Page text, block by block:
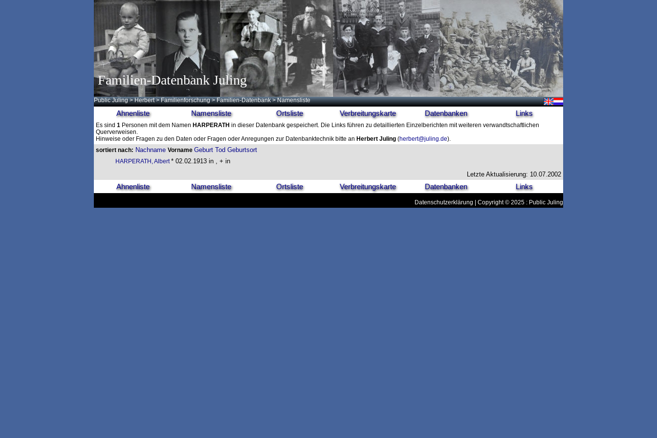
Familien-Datenbank Juling
Public Juling >Herbert >Familienforschung >Familien-Datenbank > Namensliste
Ahnenliste Namensliste Ortsliste Verbreitungskarte Datenbanken Links
Es sind 1 Personen mit dem Namen HARPERATH in dieser Datenbank gespeichert. Die Links führen zu detaillierten Einzelberichten mit weiteren verwandtschaftlichen
Querverweisen.
Hinweise oder Fragen zu den Daten oder Fragen oder Anregungen zur Datenbanktechnik bitte an Herbert Juling (herbert@juling.de).
sortiert nach: Nachname Vorname Geburt Tod Geburtsort
HARPERATH, Albert* 02.02.1913 in , + in
Letzte Aktualisierung: 10.07.2002
Ahnenliste Namensliste Ortsliste Verbreitungskarte Datenbanken Links
Datenschutzerklärung | Copyright © 2025 : Public Juling